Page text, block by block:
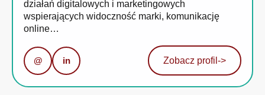
działań digitalowych i marketingowych
wspierających widoczność marki, komunikację
online…
@ in Zobacz profil ->